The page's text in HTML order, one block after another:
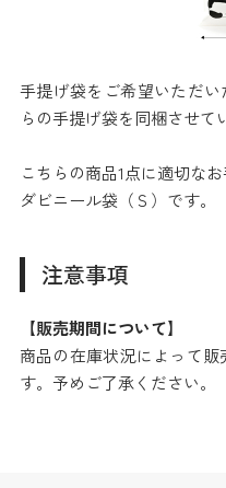
手提げ袋をご希望いただい
らの手提げ袋を同梱させて
こちらの商品1点に適切な
ダビニール袋（Ｓ）です。
注意事項
【販売期間について】
商品の在庫状況によって
す。予めご了承ください。